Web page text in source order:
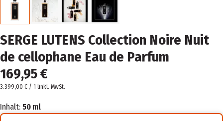
SERGE LUTENS Collection Noire Nuit
de cellophane Eau de Parfum
169,95 €
3.399,00 € / 1 linkl. MwSt.
Inhalt: 50 ml